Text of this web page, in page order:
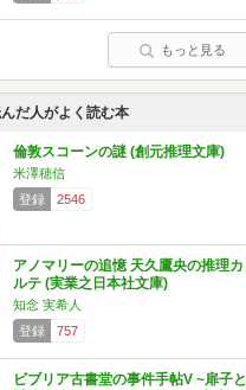
もっと見る
だ人がよく読む本
倫敦スコーンの謎 (創元推理文庫)
米澤穂信
登録
2546
アノマリーの追憶 天久鷹央の推理カ
ルテ (実業之日本社文庫)
知念 実希人
登録
757
ビブリア古書堂の事件手帖V ~扉子と